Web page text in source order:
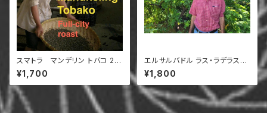
スマトラ マンデリン トバコ 20
0g
¥1,700
エルサルバドル ラス・ラデラス農
園 パカマラWD 200g
¥1,800